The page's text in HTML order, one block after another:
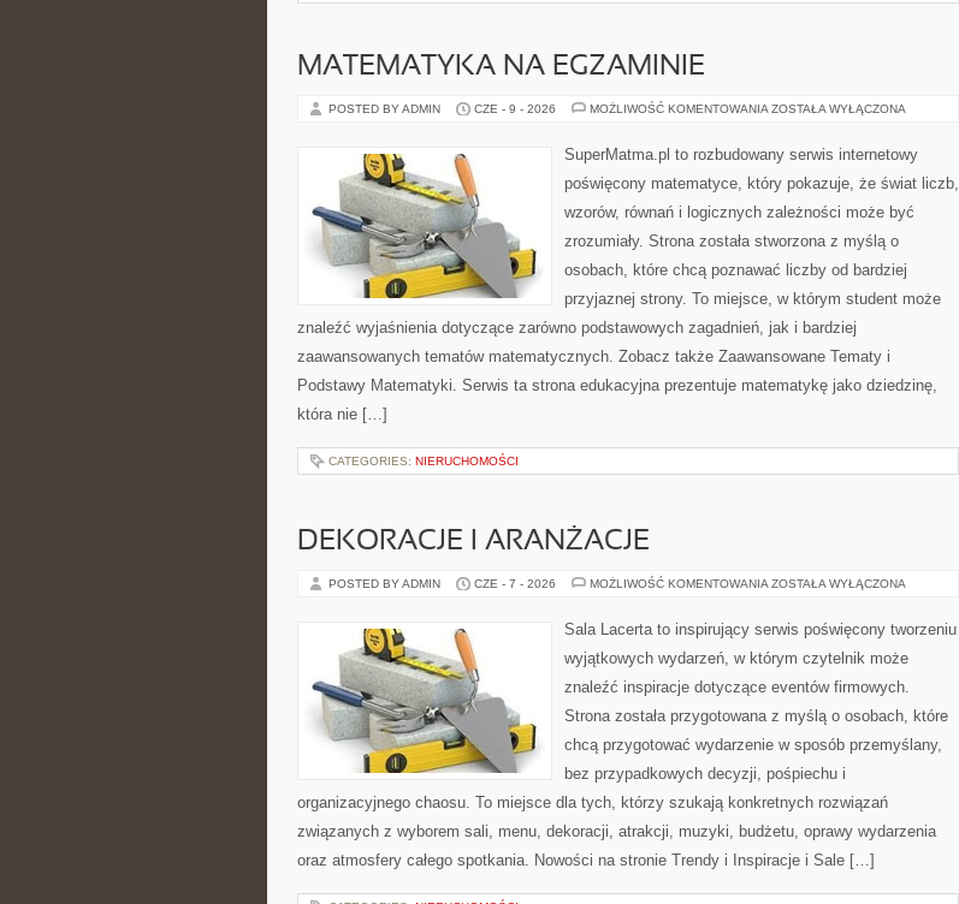
MATEMATYKA NA EGZAMINIE
POSTED BY ADMIN CZE - 9 - 2026 MOŻLIWOŚĆ KOMENTOWANIA MATEMATYKA
ZOSTAŁA WYŁĄCZONA
SuperMatma.pl to rozbudowany serwis internetowy
poświęcony matematyce, który pokazuje, że świat liczb,
wzorów, równań i logicznych zależności może być
zrozumiały. Strona została stworzona z myślą o
osobach, które chcą poznawać liczby od bardziej
przyjaznej strony. To miejsce, w którym student może
znaleźć wyjaśnienia dotyczące zarówno podstawowych zagadnień, jak i bardziej
zaawansowanych tematów matematycznych. Zobacz także Zaawansowane Tematy i
Podstawy Matematyki. Serwis ta strona edukacyjna prezentuje matematykę jako dziedzinę,
która nie […]
CATEGORIES: NIERUCHOMOŚCI
DEKORACJE I ARANŻACJE
POSTED BY ADMIN CZE - 7 - 2026 MOŻLIWOŚĆ KOMENTOWANIA DEKORACJE
ZOSTAŁA WYŁĄCZONA
Sala Lacerta to inspirujący serwis poświęcony tworzeniu
wyjątkowych wydarzeń, w którym czytelnik może
znaleźć inspiracje dotyczące eventów firmowych.
Strona została przygotowana z myślą o osobach, które
chcą przygotować wydarzenie w sposób przemyślany,
bez przypadkowych decyzji, pośpiechu i
organizacyjnego chaosu. To miejsce dla tych, którzy szukają konkretnych rozwiązań
związanych z wyborem sali, menu, dekoracji, atrakcji, muzyki, budżetu, oprawy wydarzenia
oraz atmosfery całego spotkania. Nowości na stronie Trendy i Inspiracje i Sale […]